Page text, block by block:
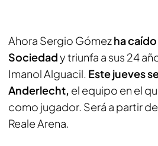
Ahora Sergio Gómezha caído
Sociedady triunfa a sus 24
Imanol Alguacil. Este jueves
Anderlecht, el equipo en el
como jugador. Será a partir de
Reale Arena.